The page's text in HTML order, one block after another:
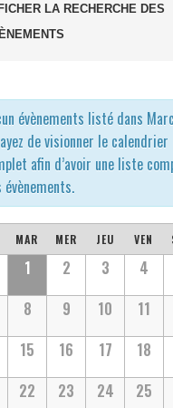
LA RECHERCHE DES
évènements listé dans
de visionner le calendrier
afin d’avoir une liste
évènements.
MAR MER JEU VEN
1 2 3 4
8 9 10 11
15 16 17 18
22 23 24 25